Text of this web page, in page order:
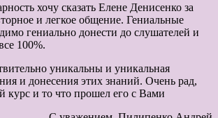
хочу сказать Елене Денисенко за
и легкое общение. Гениальные
гениально донести до слушателей и
100%.
уникальны и уникальная
и донесения этих знаний. Очень рад,
курс и то что прошел его с Вами